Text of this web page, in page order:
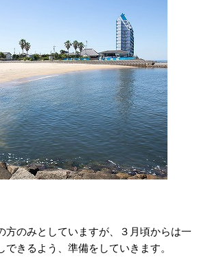
方のみとしていますが、３月頃からは一
きるよう、準備をしていきます。